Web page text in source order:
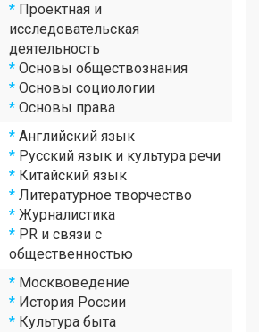
* Проектная и
исследовательская
деятельность
* Основы обществознания
* Основы социологии
* Основы права
* Английский язык
* Русский язык и культура речи
* Китайский язык
* Литературное творчество
* Журналистика
* PR и связи с
общественностью
* Москвоведение
* История России
* Культура быта